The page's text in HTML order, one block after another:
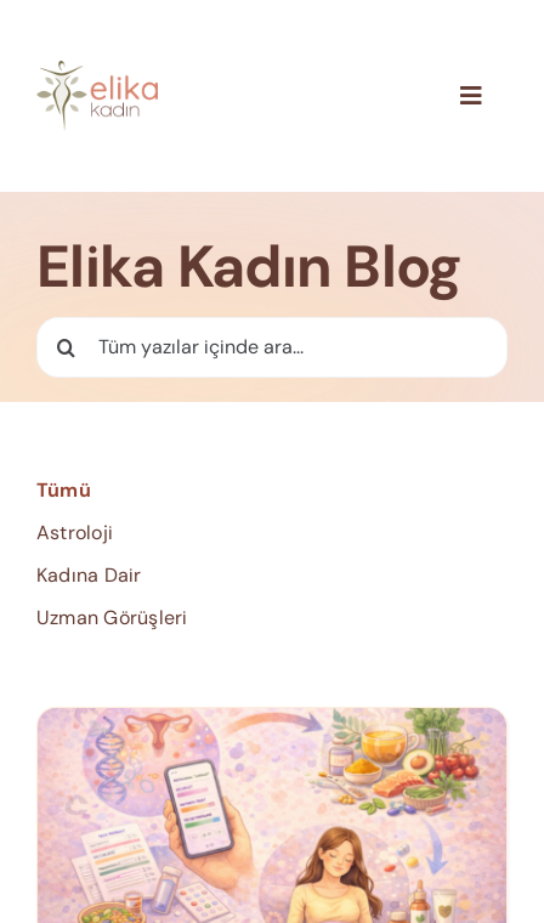
content
Toggle
İletişim
Elika Kadın Blog
Ara:
Tümü
Astroloji
Kadına Dair
Uzman Görüşleri